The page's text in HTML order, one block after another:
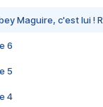
Maguire, c'est lui !
6
5
4